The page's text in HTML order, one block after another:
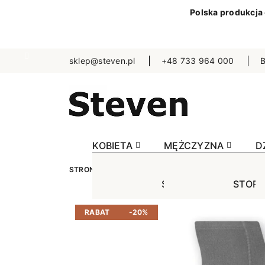
Polska produkcja
sklep@steven.pl +48 733 964 000
KOBIETA
STOPKI
Niewidoczne
Wzorowane
MĘŻCZYZNA
STOPKI
STRONA GŁÓWNA
RABAT -20%